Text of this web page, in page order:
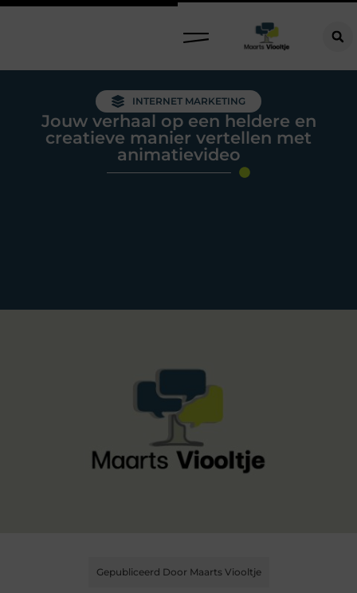
INTERNET MARKETING
Jouw verhaal op een heldere en
creatieve manier vertellen met
animatievideo
Gepubliceerd Door Maarts Viooltje